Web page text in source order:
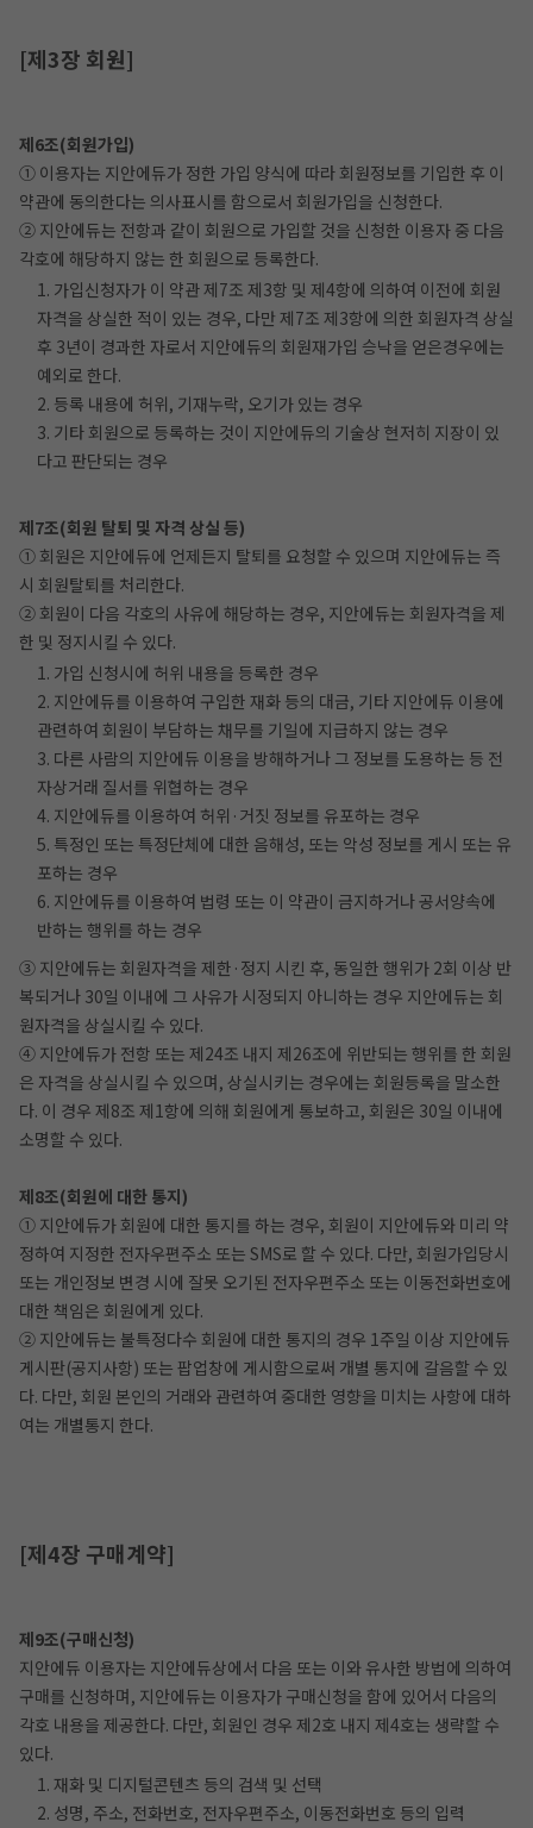
[제3장 회원]
제6조(회원가입)
① 이용자는 지안에듀가 정한 가입 양식에 따라 회원정보를 기입한 후 이
약관에 동의한다는 의사표시를 함으로서 회원가입을 신청한다.
② 지안에듀는 전항과 같이 회원으로 가입할 것을 신청한 이용자 중 다음
각호에 해당하지 않는 한 회원으로 등록한다.
1. 가입신청자가 이 약관 제7조 제3항 및 제4항에 의하여 이전에 회원
자격을 상실한 적이 있는 경우, 다만 제7조 제3항에 의한 회원자격 상실
후 3년이 경과한 자로서 지안에듀의 회원재가입 승낙을 얻은경우에는
예외로 한다.
2. 등록 내용에 허위, 기재누락, 오기가 있는 경우
3. 기타 회원으로 등록하는 것이 지안에듀의 기술상 현저히 지장이 있
다고 판단되는 경우
제7조(회원 탈퇴 및 자격 상실 등)
① 회원은 지안에듀에 언제든지 탈퇴를 요청할 수 있으며 지안에듀는 즉
시 회원탈퇴를 처리한다.
② 회원이 다음 각호의 사유에 해당하는 경우, 지안에듀는 회원자격을 제
한 및 정지시킬 수 있다.
1. 가입 신청시에 허위 내용을 등록한 경우
2. 지안에듀를 이용하여 구입한 재화 등의 대금, 기타 지안에듀 이용에
관련하여 회원이 부담하는 채무를 기일에 지급하지 않는 경우
3. 다른 사람의 지안에듀 이용을 방해하거나 그 정보를 도용하는 등 전
자상거래 질서를 위협하는 경우
4. 지안에듀를 이용하여 허위·거짓 정보를 유포하는 경우
5. 특정인 또는 특정단체에 대한 음해성, 또는 악성 정보를 게시 또는 유
포하는 경우
6. 지안에듀를 이용하여 법령 또는 이 약관이 금지하거나 공서양속에
반하는 행위를 하는 경우
③ 지안에듀는 회원자격을 제한·정지 시킨 후, 동일한 행위가 2회 이상 반
복되거나 30일 이내에 그 사유가 시정되지 아니하는 경우 지안에듀는 회
원자격을 상실시킬 수 있다.
④ 지안에듀가 전항 또는 제24조 내지 제26조에 위반되는 행위를 한 회원
은 자격을 상실시킬 수 있으며, 상실시키는 경우에는 회원등록을 말소한
다. 이 경우 제8조 제1항에 의해 회원에게 통보하고, 회원은 30일 이내에
소명할 수 있다.
제8조(회원에 대한 통지)
① 지안에듀가 회원에 대한 통지를 하는 경우, 회원이 지안에듀와 미리 약
정하여 지정한 전자우편주소 또는 SMS로 할 수 있다. 다만, 회원가입당시
또는 개인정보 변경 시에 잘못 오기된 전자우편주소 또는 이동전화번호에
대한 책임은 회원에게 있다.
② 지안에듀는 불특정다수 회원에 대한 통지의 경우 1주일 이상 지안에듀
게시판(공지사항) 또는 팝업창에 게시함으로써 개별 통지에 갈음할 수 있
다. 다만, 회원 본인의 거래와 관련하여 중대한 영향을 미치는 사항에 대하
여는 개별통지 한다.
[제4장 구매계약]
제9조(구매신청)
지안에듀 이용자는 지안에듀상에서 다음 또는 이와 유사한 방법에 의하여
구매를 신청하며, 지안에듀는 이용자가 구매신청을 함에 있어서 다음의
각호 내용을 제공한다. 다만, 회원인 경우 제2호 내지 제4호는 생략할 수
있다.
1. 재화 및 디지털콘텐츠 등의 검색 및 선택
2. 성명, 주소, 전화번호, 전자우편주소, 이동전화번호 등의 입력